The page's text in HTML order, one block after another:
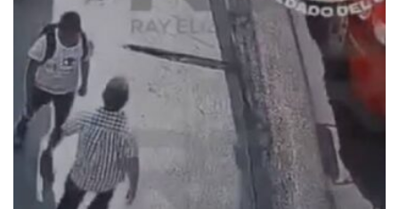
Primeras investigaciones revelaron que los padres
salieron a comprar al rededor de las 23:00 horas, dejando
al bebé recostado en la cama, sin embargo al volver se
dieron cuenta que el colchón donde habrían recostado a